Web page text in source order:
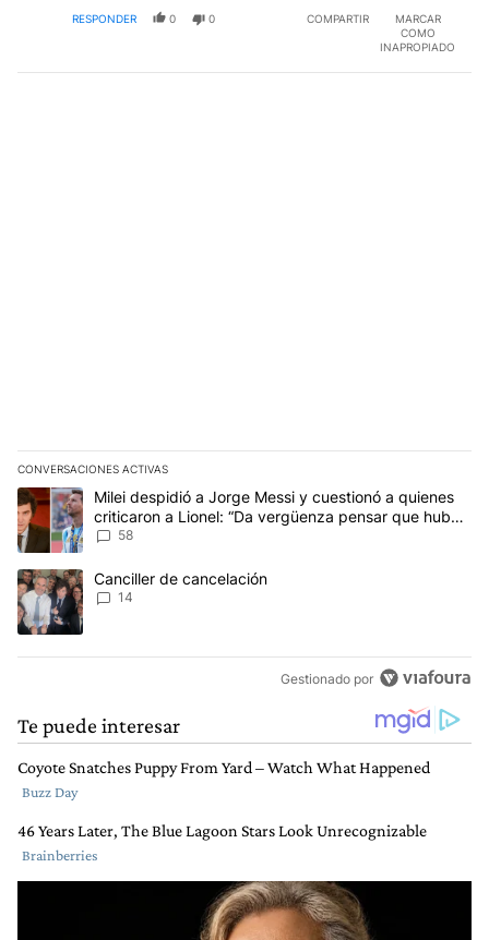
RESPONDER 0 0 COMPARTIR
MARCAR
COMO
INAPROPIADO
CONVERSACIONES ACTIVAS
Este listado muestra los artículos con más comentarios en los
Un artículo de tendencia con el título "Milei despidió a Jorge
Milei despidió a Jorge Messi y cuestionó a quienes
criticaron a Lionel: “Da vergüenza pensar que hubo
anti-Messi”
58
Un artículo de tendencia con el título "Canciller de cancelación"
Canciller de cancelación
14
Gestionado por